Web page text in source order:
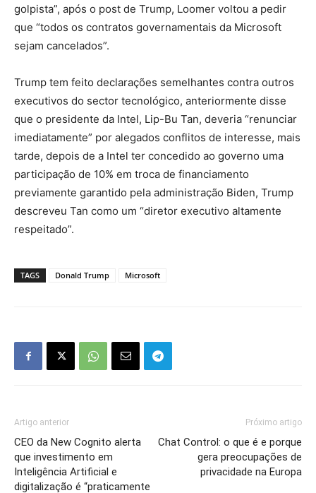
golpista”, após o post de Trump, Loomer voltou a pedir
que “todos os contratos governamentais da Microsoft
sejam cancelados”.
Trump tem feito declarações semelhantes contra outros
executivos do sector tecnológico, anteriormente disse
que o presidente da Intel, Lip-Bu Tan, deveria “renunciar
imediatamente” por alegados conflitos de interesse, mais
tarde, depois de a Intel ter concedido ao governo uma
participação de 10% em troca de financiamento
previamente garantido pela administração Biden, Trump
descreveu Tan como um “diretor executivo altamente
respeitado”.
TAGS Donald Trump Microsoft
Artigo anterior
CEO da New Cognito alerta
que investimento em
Inteligência Artificial e
digitalização é “praticamente
Próximo artigo
Chat Control: o que é e porque
gera preocupações de
privacidade na Europa